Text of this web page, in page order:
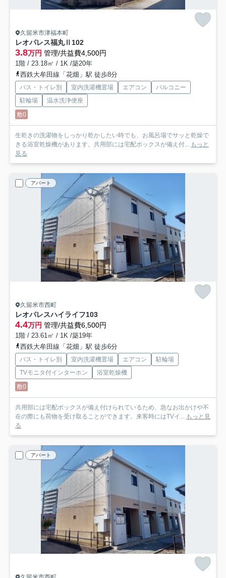
久留米市津福本町
レオパレス福丸Ⅱ 102
3.8万円 管理/共益費4,500円
1階 / 23.18㎡ / 1K /築20年
西鉄大牟田線「花畑」駅 徒歩8分
バス・トイレ別 室内洗濯機置場 エアコン
バルコニー
駐輪場
温水洗浄便座
敷0
生乾きの洗濯物をしっかり乾かしたい時でも、お風呂場でサッと乾燥で
きる浴室乾燥機があります。共用部には宅配ボックスが備え付... もっと
見る
アパート
久留米市西町
レオパレスハイライフ103
4.4万円 管理/共益費6,500円
1階 / 23.61㎡ / 1K /築19年
西鉄大牟田線「花畑」駅 徒歩6分
バス・トイレ別 室内洗濯機置場 エアコン
駐輪場
TVモニタ付インターホン
浴室乾燥機
敷0
共用部には宅配ボックスが備え付けられているため、急なお出かけや不
在の際にも荷物を受け取ることができます。来客時にはTVイ... もっと見
る
アパート